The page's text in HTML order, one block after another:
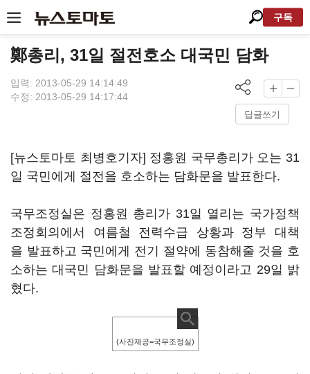
구독
鄭총리, 31일 절전호소 대국민 담화
입력: 2013-05-29 14:14:49
수정: 2013-05-29 14:17:44
답글쓰기
[뉴스토마토 최병호기자] 정홍원 국무총리가 오는 31
일 국민에게 절전을 호소하는 담화문을 발표한다.
국무조정실은 정홍원 총리가 31일 열리는 국가정책
조정회의에서 여름철 전력수급 상황과 정부 대책
을 발표하고 국민에게 전기 절약에 동참해줄 것을 호
소하는 대국민 담화문을 발표할 예정이라고 29일 밝
혔다.
(사진제공=국무조정실)